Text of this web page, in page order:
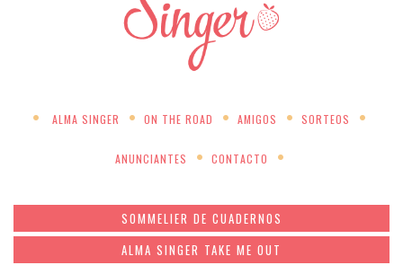
ALMA SINGER ON THE ROAD AMIGOS SORTEOS
ANUNCIANTES CONTACTO
SOMMELIER DE CUADERNOS
ALMA SINGER TAKE ME OUT